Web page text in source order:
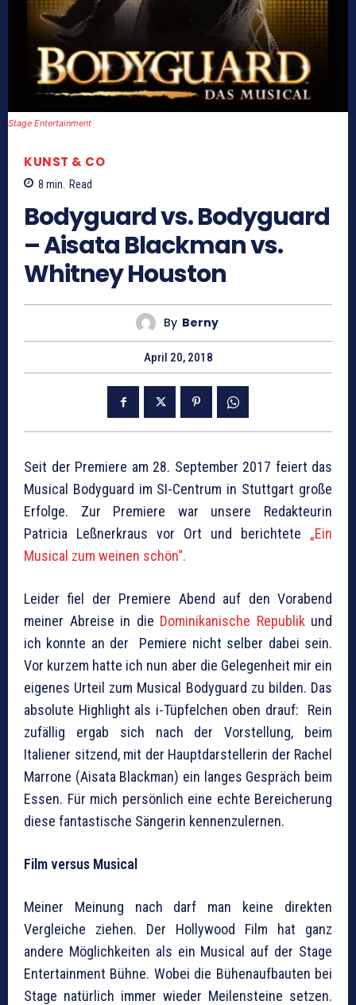
Stage Entertainment
KUNST & CO
8 min. Read
Bodyguard vs. Bodyguard
– Aisata Blackman vs.
Whitney Houston
By Berny
April 20, 2018
Seit der Premiere am 28. September 2017 feiert das
Musical Bodyguard im SI-Centrum in Stuttgart große
Erfolge. Zur Premiere war unsere Redakteurin
Patricia Leßnerkraus vor Ort und berichtete „Ein
Musical zum weinen schön“.
Leider fiel der Premiere Abend auf den Vorabend
meiner Abreise in die Dominikanische Republik und
ich konnte an der Pemiere nicht selber dabei sein.
Vor kurzem hatte ich nun aber die Gelegenheit mir ein
eigenes Urteil zum Musical Bodyguard zu bilden. Das
absolute Highlight als i-Tüpfelchen oben drauf: Rein
zufällig ergab sich nach der Vorstellung, beim
Italiener sitzend, mit der Hauptdarstellerin der Rachel
Marrone (Aisata Blackman) ein langes Gespräch beim
Essen. Für mich persönlich eine echte Bereicherung
diese fantastische Sängerin kennenzulernen.
Film versus Musical
Meiner Meinung nach darf man keine direkten
Vergleiche ziehen. Der Hollywood Film hat ganz
andere Möglichkeiten als ein Musical auf der Stage
Entertainment Bühne. Wobei die Bühenaufbauten bei
Stage natürlich immer wieder Meilensteine setzen.